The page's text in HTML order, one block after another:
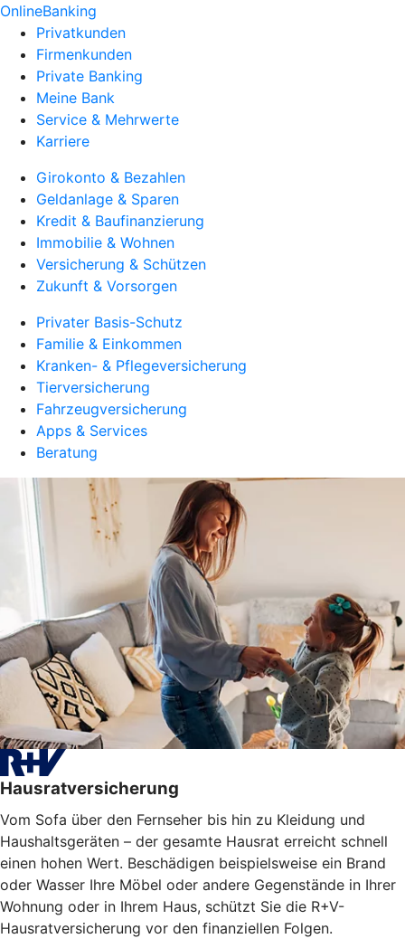
OnlineBanking
Privatkunden
Firmenkunden
Private Banking
Meine Bank
Service & Mehrwerte
Karriere
Girokonto & Bezahlen
Geldanlage & Sparen
Kredit & Baufinanzierung
Immobilie & Wohnen
Versicherung & Schützen
Zukunft & Vorsorgen
Privater Basis-Schutz
Familie & Einkommen
Kranken- & Pflegeversicherung
Tierversicherung
Fahrzeugversicherung
Apps & Services
Beratung
Hausratversicherung
Vom Sofa über den Fernseher bis hin zu Kleidung und
Haushaltsgeräten – der gesamte Hausrat erreicht schnell
einen hohen Wert. Beschädigen beispielsweise ein Brand
oder Wasser Ihre Möbel oder andere Gegenstände in Ihrer
Wohnung oder in Ihrem Haus, schützt Sie die R+V-
Hausratversicherung vor den finanziellen Folgen.